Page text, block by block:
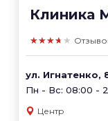
Клиника
★★★★★
ул. Игнатенко,
Пн - Вс: 08:00 -
Центр